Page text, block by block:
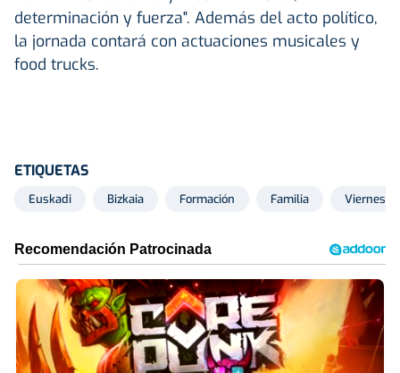
determinación y fuerza". Además del acto político,
la jornada contará con actuaciones musicales y
food trucks.
ETIQUETAS
Euskadi Bizkaia Formación Familia Viernes